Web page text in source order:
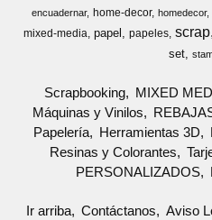
encuadernar
home-decor homedecor
mixed-media papel papeles scrap
set
Scrapbooking MIXED
Máquinas y Vinilos
Papelería
Herramientas 3D
Resinas y Colorantes
PERSONALIZADOS
Ir arriba Contáctanos Aviso